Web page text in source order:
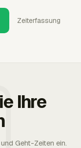
Zeiterfassung
Ihre
Geht-Zeiten ein.